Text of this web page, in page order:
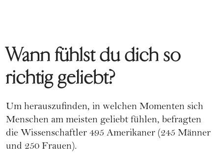
Wann fühlst du dich so
richtig geliebt?
Um herauszufinden, in welchen Momenten sich
Menschen am meisten geliebt fühlen, befragten
die Wissenschaftler 495 Amerikaner (245 Männer
und 250 Frauen).